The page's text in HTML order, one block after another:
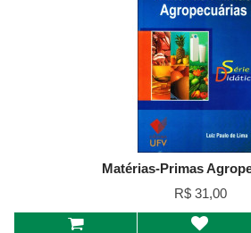
Matérias-Primas
R$ 31,00